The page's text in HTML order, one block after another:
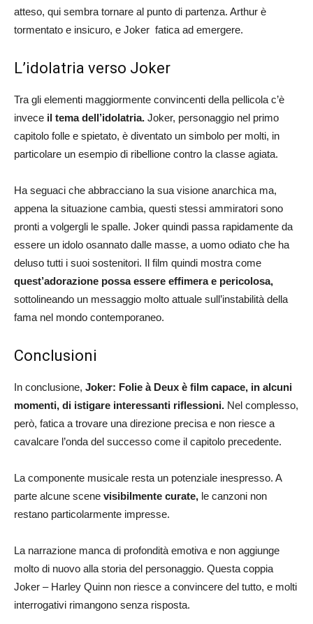
atteso, qui sembra tornare al punto di partenza. Arthur è
tormentato e insicuro, e Joker fatica ad emergere.
L’idolatria verso Joker
Tra gli elementi maggiormente convincenti della pellicola c’è
invece il tema dell’idolatria. Joker, personaggio nel primo
capitolo folle e spietato, è diventato un simbolo per molti, in
particolare un esempio di ribellione contro la classe agiata.
Ha seguaci che abbracciano la sua visione anarchica ma,
appena la situazione cambia, questi stessi ammiratori sono
pronti a volgergli le spalle. Joker quindi passa rapidamente da
essere un idolo osannato dalle masse, a uomo odiato che ha
deluso tutti i suoi sostenitori. Il film quindi mostra come
quest’adorazione possa essere effimera e pericolosa,
sottolineando un messaggio molto attuale sull’instabilità della
fama nel mondo contemporaneo.
Conclusioni
In conclusione, Joker: Folie à Deux è film capace, in alcuni
momenti, di istigare interessanti riflessioni. Nel complesso,
però, fatica a trovare una direzione precisa e non riesce a
cavalcare l’onda del successo come il capitolo precedente.
La componente musicale resta un potenziale inespresso. A
parte alcune scene visibilmente curate, le canzoni non
restano particolarmente impresse.
La narrazione manca di profondità emotiva e non aggiunge
molto di nuovo alla storia del personaggio. Questa coppia
Joker – Harley Quinn non riesce a convincere del tutto, e molti
interrogativi rimangono senza risposta.